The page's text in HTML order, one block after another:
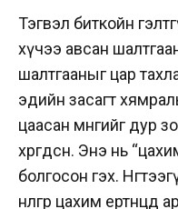
Тэгвэл биткойн
хүчээ авсан
шалтгааныг цар
эдийн засагт
цаасан мөнгийг дур
хөөрөгдсөн. Энэ нь
болгосон гэх.
нөлөөгөөр цахим